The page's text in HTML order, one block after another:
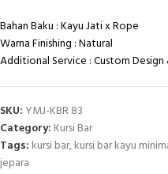
Bahan Baku : Kayu Jati x Rope
Warna Finishing : Natural
Additional Service : Custom Design
SKU: YMJ-KBR 83
Category: Kursi Bar
Tags: kursi bar,kursi bar kayu
jepara